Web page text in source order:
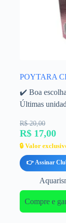
POYTARA
✔️ Boa
Últimas
R$ 20,00
R$ 17,00
🔒 Valor
👉 Assinar
Compre e